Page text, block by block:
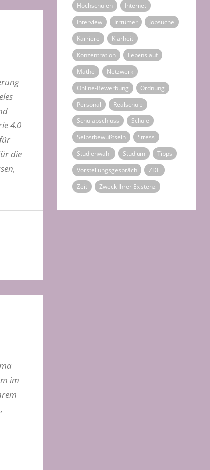
4.0
die
im
Hochschulen
Internet
Interview
Irrtümer
Jobsuche
Karriere
Klarheit
Konzentration
Lebenslauf
Mathe
Netzwerk
Online-Bewerbung
Ordnung
Personal
Realschule
Schulabschluss
Schule
Selbstbewußtsein
Stress
Studienwahl
Studium
Tipps
Vorstellungsgespräch
ZDE
Zeit
Zweck Ihrer Existenz